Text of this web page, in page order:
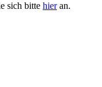
sich bitte hieran.